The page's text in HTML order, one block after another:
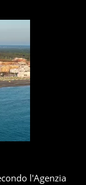
l'Agenzia